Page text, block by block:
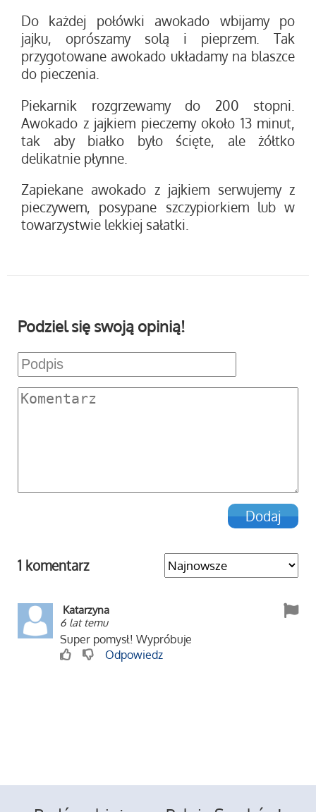
Do każdej połówki awokado wbijamy po
jajku, oprószamy solą i pieprzem. Tak
przygotowane awokado układamy na blaszce
do pieczenia.
Piekarnik rozgrzewamy do 200 stopni.
Awokado z jajkiem pieczemy około 13 minut,
tak aby białko było ścięte, ale żółtko
delikatnie płynne.
Zapiekane awokado z jajkiem serwujemy z
pieczywem, posypane szczypiorkiem lub w
towarzystwie lekkiej sałatki.
Podziel się swoją opinią!
1 komentarz
Katarzyna
6 lat temu
Super pomysł! Wypróbuje
Odpowiedz